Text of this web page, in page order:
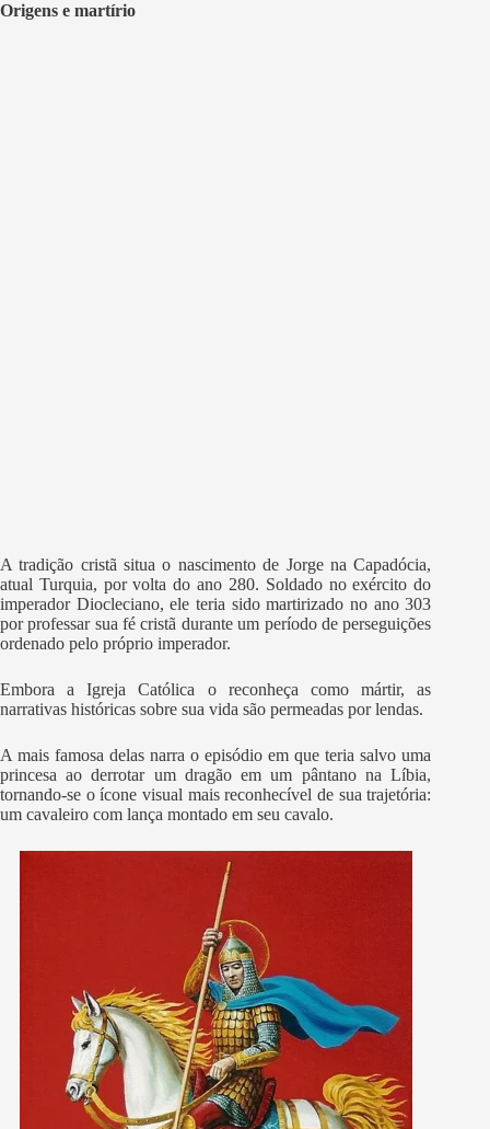
Origens e martírio
A tradição cristã situa o nascimento de Jorge na Capadócia,
atual Turquia, por volta do ano 280. Soldado no exército do
imperador Diocleciano, ele teria sido martirizado no ano 303
por professar sua fé cristã durante um período de perseguições
ordenado pelo próprio imperador.
Embora a Igreja Católica o reconheça como mártir, as
narrativas históricas sobre sua vida são permeadas por lendas.
A mais famosa delas narra o episódio em que teria salvo uma
princesa ao derrotar um dragão em um pântano na Líbia,
tornando-se o ícone visual mais reconhecível de sua trajetória:
um cavaleiro com lança montado em seu cavalo.